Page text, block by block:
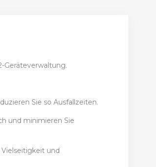
Geräteverwaltung.
Sie so Ausfallzeiten.
und minimieren Sie
und